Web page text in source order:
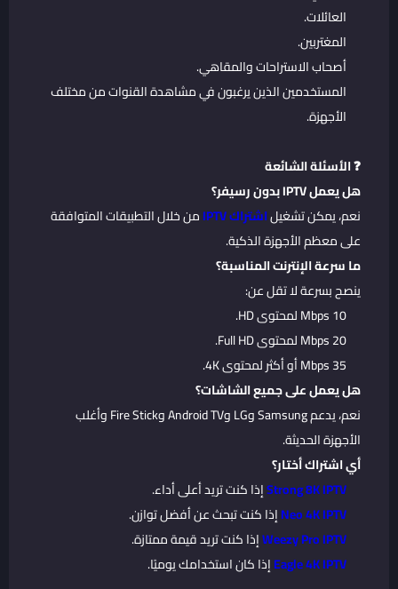
العائلات.
المغتربين.
أصحاب الاستراحات والمقاهي.
المستخدمين الذين يرغبون في مشاهدة القنوات من مختلف
الأجهزة.
❓ الأسئلة الشائعة
هل يعمل IPTV بدون رسيفر؟
نعم، يمكن تشغيلاشتراك IPTV
من خلال التطبيقات المتوافقة
على معظم الأجهزة الذكية.
ما سرعة الإنترنت المناسبة؟
ينصح بسرعة لا تقل عن:
10 Mbps لمحتوى HD.
20 Mbps لمحتوى Full HD.
35 Mbps أو أكثر لمحتوى 4K.
هل يعمل على جميع الشاشات؟
نعم، يدعم Samsung وLG وAndroid TV وFire Stick وأغلب
الأجهزة الحديثة.
أي اشتراك أختار؟
Strong 8K IPTVإذا كنت تريد أعلى أداء.
Neo 4K IPTVإذا كنت تبحث عن أفضل توازن.
Weezy Pro IPTVإذا كنت تريد قيمة ممتازة.
Eagle 4K IPTVإذا كان استخدامك يوميًا.